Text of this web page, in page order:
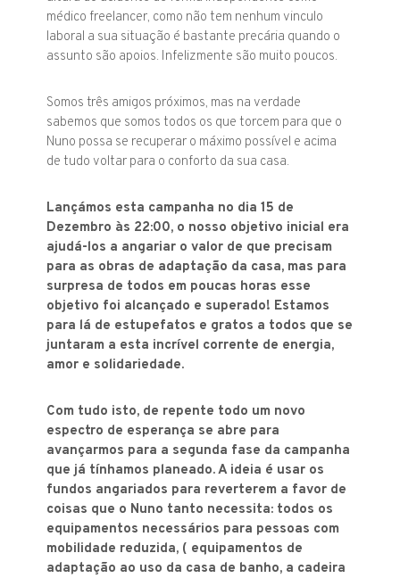
médico freelancer, como não tem nenhum vinculo
laboral a sua situação é bastante precária quando o
assunto são apoios. Infelizmente são muito poucos.
Somos três amigos próximos, mas na verdade
sabemos que somos todos os que torcem para que o
Nuno possa se recuperar o máximo possível e acima
de tudo voltar para o conforto da sua casa.
Lançámos esta campanha no dia 15 de
Dezembro às 22:00, o nosso objetivo inicial era
ajudá-los a angariar o valor de que precisam
para as obras de adaptação da casa, mas para
surpresa de todos em poucas horas esse
objetivo foi alcançado e superado! Estamos
para lá de estupefatos e gratos a todos que se
juntaram a esta incrível corrente de energia,
amor e solidariedade.
Com tudo isto, de repente todo um novo
espectro de esperança se abre para
avançarmos para a segunda fase da campanha
que já tínhamos planeado. A ideia é usar os
fundos angariados para reverterem a favor de
coisas que o Nuno tanto necessita: todos os
equipamentos necessários para pessoas com
mobilidade reduzida, ( equipamentos de
adaptação ao uso da casa de banho, a cadeira